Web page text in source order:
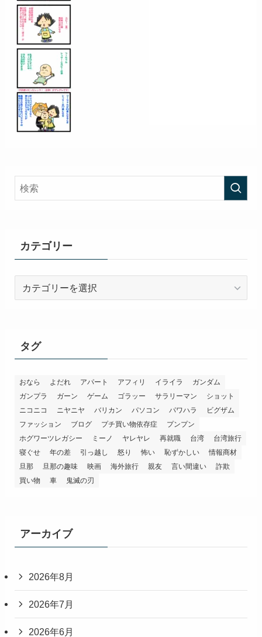
カテゴリー
タグ
おなら よだれ アパート アフィリ イライラ
ガンダム
ガンプラ
ガーン ゲーム ゴラッー サラリーマン
ショット
ニコニコ
ニヤニヤ バリカン パソコン パワハラ
ビグザム
ファッション
ブログ プチ買い物依存症
プンプン
ホグワーツレガシー
ミーノ ヤレヤレ 再就職 台湾
台湾旅行
寝ぐせ
年の差 引っ越し 怒り 怖い 恥ずかしい
情報商材
旦那
旦那の趣味 映画 海外旅行 親友 言い間違い
詐欺
買い物
車 鬼滅の刃
アーカイブ
2026年8月
2026年7月
2026年6月